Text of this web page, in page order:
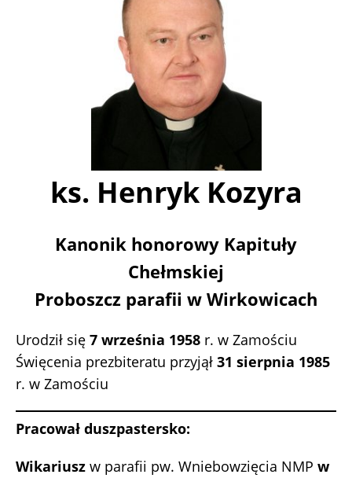
ks. Henryk Kozyra
Kanonik honorowy Kapituły
Chełmskiej
Proboszcz parafii w Wirkowicach
Urodził się 7 września 1958 r. w Zamościu
Święcenia prezbiteratu przyjął 31 sierpnia 1985
r. w Zamościu
Pracował duszpastersko:
Wikariusz w parafii pw. Wniebowzięcia NMP w